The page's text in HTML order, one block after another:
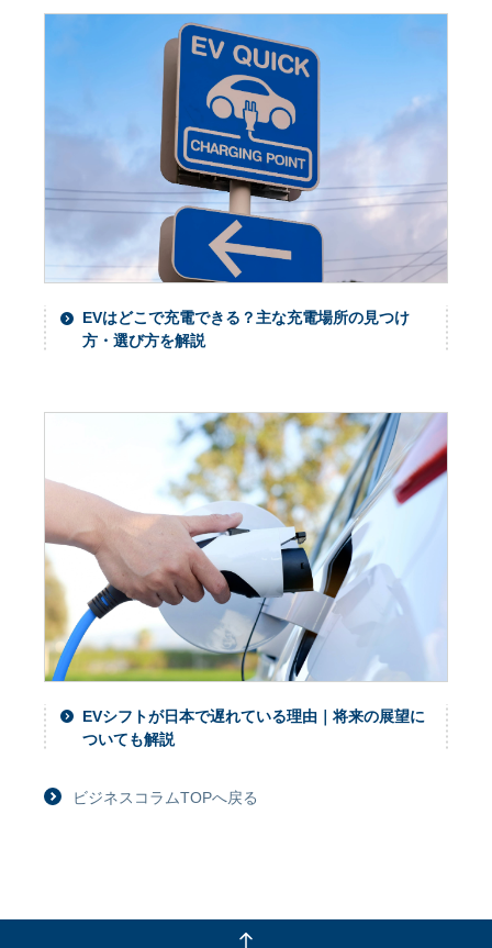
EVはどこで充電できる？主な充電場所の見つけ
方・選び方を解説
EVシフトが日本で遅れている理由｜将来の展望に
ついても解説
ビジネスコラムTOPへ戻る